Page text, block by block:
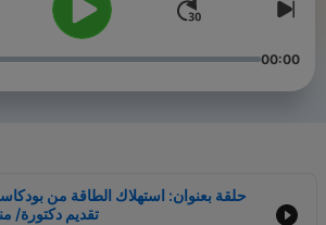
00:00
حلقة بعنوان: استهلاك الطاقة من
تقديم دكتورة/